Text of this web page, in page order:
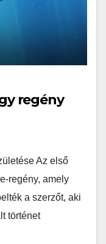
regény
Az első
regény, amely
a szerzőt, aki
történet